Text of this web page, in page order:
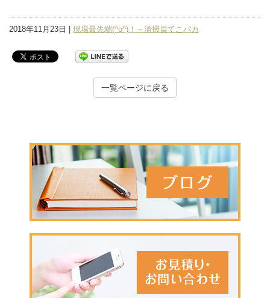
2018年11月23日 | 現場最先端(^o^)！～清掃員てこパカ
一覧ページに戻る